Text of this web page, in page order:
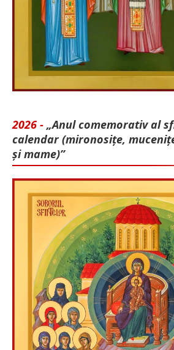
2026 - „Anul comemorativ al
calendar (mironosițe,
și mame)”